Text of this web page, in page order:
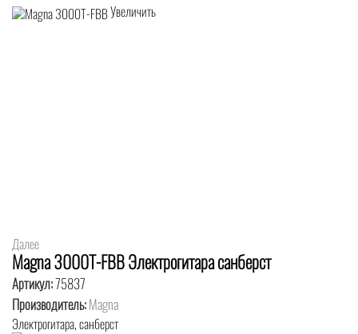
Увеличить
Далее
Magna 3000T-FBB Электрогитара санберст
Артикул:75837
Производитель:Magna
Электрогитара, санберст